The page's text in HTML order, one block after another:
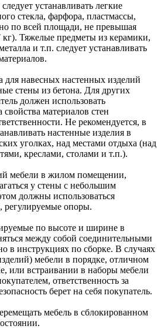
устанавливать легкие
стекла, фарфора, пластмассы,
по всей площади, не превышая
кг). Тяжелые предметы из керамики,
и т.п. следует устанавливать
для навесных настенных изделий
стены из бетона. Для других
должен использовать
материалов стен
Не рекомендуется, в
настенные изделия в
уголках, над местами отдыха (над
креслами, столами и т.п.).
мебели в жилом помещении,
у стены с небольшим
должны использоваться
регулируемые опоры.
по высоте и ширине в
между собой соединительными
в инструкциях по сборке. В случаях
мебели в порядке, отличном
или встраивании в наборы мебели
ответственность за
берет на себя покупатель.
мебель в сблокированном